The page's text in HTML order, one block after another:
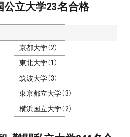
策
公立大学23名合格
京都大学（2）
東北大学（1）
筑波大学（3）
東京都立大学（3）
横浜国立大学（2）